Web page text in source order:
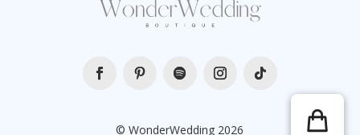
© WonderWedding 2026